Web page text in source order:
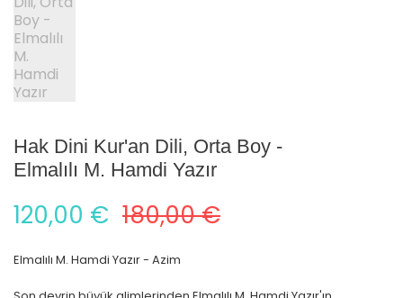
Hak Dini Kur'an Dili, Orta Boy -
Elmalılı M. Hamdi Yazır
120,00 € 180,00 €
Elmalılı M. Hamdi Yazır - Azim